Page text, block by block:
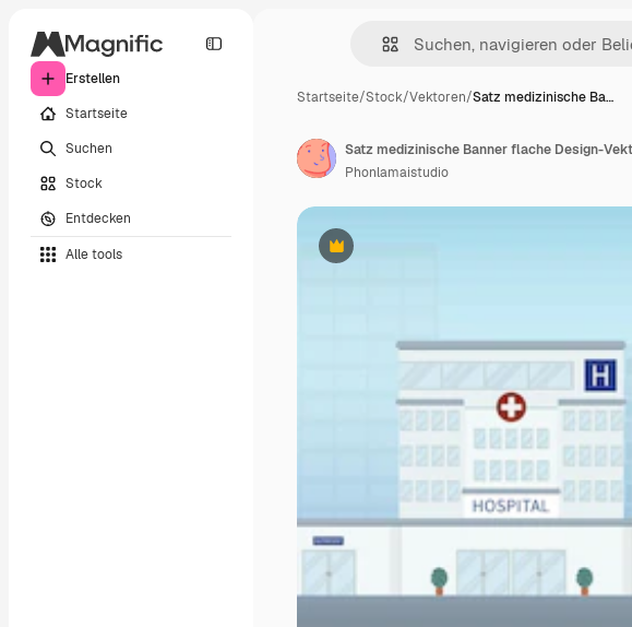
Erstellen
Startseite
Suchen
Stock
Entdecken
Alle tools
Startseite/Stock/Vektoren/Satz medizinische Ba…
Premium
Satz medizinische Banner flache Design-
Phonlamaistudio